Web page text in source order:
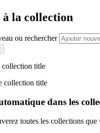
la collection
ou rechercher
collection title
collection title
dans les
toutes les collections que